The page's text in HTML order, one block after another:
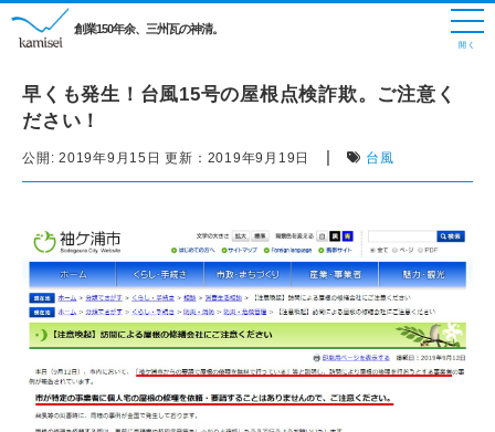
創業150年余、三州瓦の神清。
早くも発生！台風15号の屋根点検詐欺。ご注意く
ださい！
公開: 2019年9月15日 更新： 2019年9月19日 | 台風